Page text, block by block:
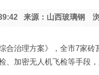
来源：山西玻璃钢 浏
合治理方案》，全市7家
、加密无人机飞检等手段